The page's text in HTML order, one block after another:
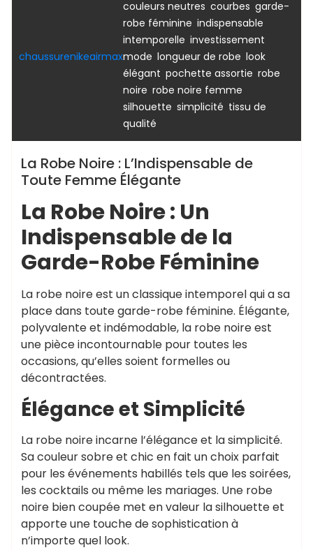
chaussurenikeairmax
couleurs neutres courbes garde-
robe féminine indispensable
intemporelle investissement
mode longueur de robe look
élégant pochette assortie robe
noire robe noire femme
silhouette simplicité tissu de
qualité
La Robe Noire : L’Indispensable de
Toute Femme Élégante
La Robe Noire : Un
Indispensable de la
Garde-Robe Féminine
La robe noire est un classique intemporel qui a sa
place dans toute garde-robe féminine. Élégante,
polyvalente et indémodable, la robe noire est
une pièce incontournable pour toutes les
occasions, qu’elles soient formelles ou
décontractées.
Élégance et Simplicité
La robe noire incarne l’élégance et la simplicité.
Sa couleur sobre et chic en fait un choix parfait
pour les événements habillés tels que les soirées,
les cocktails ou même les mariages. Une robe
noire bien coupée met en valeur la silhouette et
apporte une touche de sophistication à
n’importe quel look.